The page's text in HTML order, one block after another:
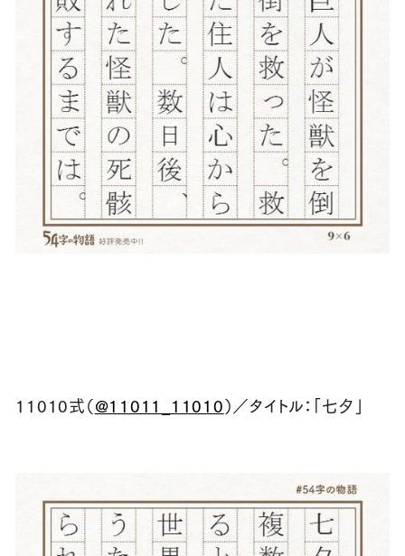
11010式（@11011_11010）／タイトル：「七夕」